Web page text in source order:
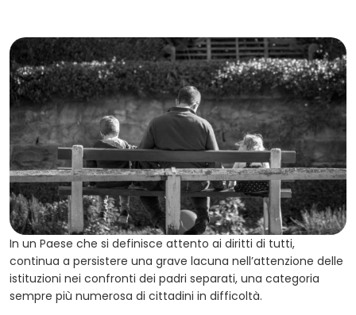
In un Paese che si definisce attento ai diritti di tutti,
continua a persistere una grave lacuna nell’attenzione delle
istituzioni nei confronti dei padri separati, una categoria
sempre più numerosa di cittadini in difficoltà.